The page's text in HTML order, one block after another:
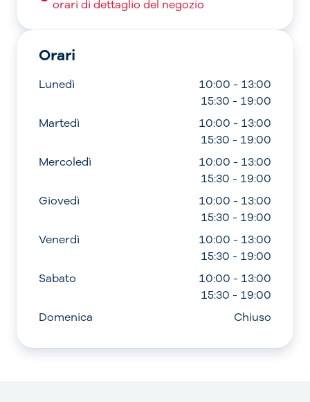
orari di dettaglio del negozio
Orari
Lunedì
10:00 - 13:00
15:30 - 19:00
Martedì
10:00 - 13:00
15:30 - 19:00
Mercoledì
10:00 - 13:00
15:30 - 19:00
Giovedì
10:00 - 13:00
15:30 - 19:00
Venerdì
10:00 - 13:00
15:30 - 19:00
Sabato
10:00 - 13:00
15:30 - 19:00
Domenica
Chiuso